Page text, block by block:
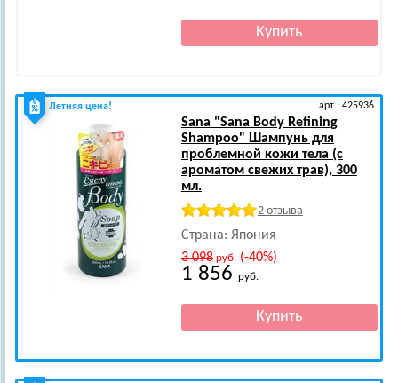
Летняя цена! арт.: 425936
Sana "Sana Body Refining
Shampoo" Шампунь для
проблемной кожи тела (с
ароматом свежих трав), 300
мл.
2 отзыва
Страна: Япония
3 098руб.(-40%)
1 856 руб.